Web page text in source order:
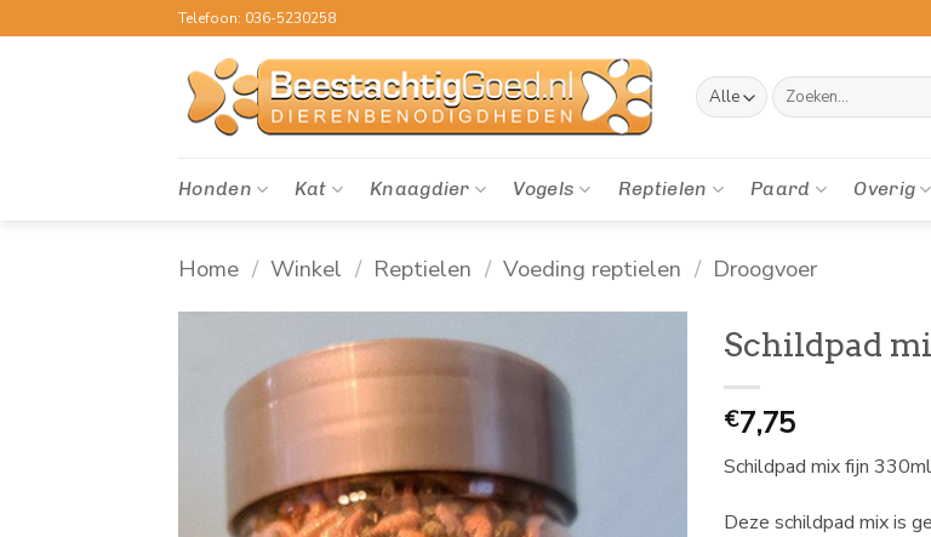
naar
Telefoon: 036-5230258
Zoeken
naar:
Honden Kat Knaagdier Vogels Reptielen Paard Overig
Home / Winkel / Reptielen / Voeding reptielen / Droogvoer
Schildpad
€7,75
Schildpad mix fijn 330ml
Deze schildpad mix is